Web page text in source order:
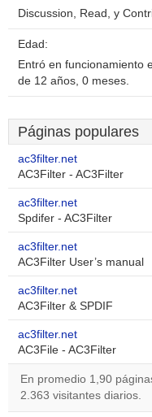
Discussion, Read, y
Edad:
Entró en funcionamiento
de 12 años, 0 meses.
Páginas populares
ac3filter.net
AC3Filter - AC3Filter
ac3filter.net
Spdifer - AC3Filter
ac3filter.net
AC3Filter User’s manual
ac3filter.net
AC3Filter & SPDIF
ac3filter.net
AC3File - AC3Filter
En promedio 1,90
2.363 visitantes diarios.